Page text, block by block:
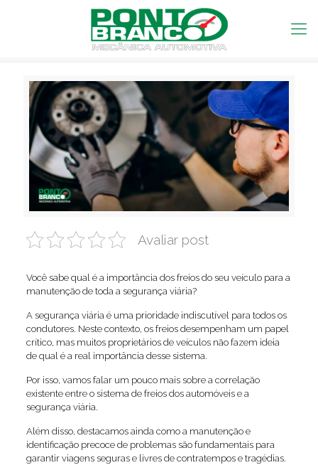
Avaliar post
Você sabe qual é a importância dos freios do seu veículo para a
manutenção de toda a segurança viária?
A segurança viária é uma prioridade indiscutível para todos os
condutores. Neste contexto, os freios desempenham um papel
crítico, mas muitos proprietários de veículos não fazem ideia
de qual é a real importância desse sistema.
Por isso, vamos falar um pouco mais sobre a correlação
existente entre o sistema de freios dos automóveis e a
segurança viária.
Além disso, destacamos ainda como a manutenção e
identificação precoce de problemas são fundamentais para
garantir viagens seguras e livres de contratempos e tragédias.